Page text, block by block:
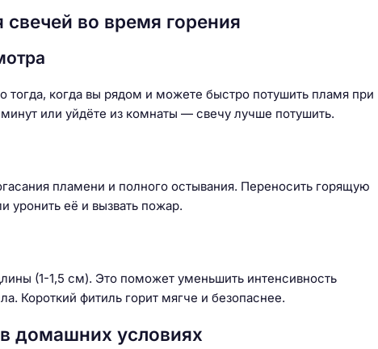
во время горения
тогда, когда вы рядом и можете быстро потушить пламя при
или уйдёте из комнаты — свечу лучше потушить.
пламени и полного остывания. Переносить горящую
уронить её и вызвать пожар.
(1-1,5 см). Это поможет уменьшить интенсивность
Короткий фитиль горит мягче и безопаснее.
домашних условиях